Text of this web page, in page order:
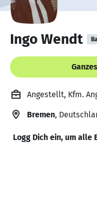
Ingo Wendt
Angestellt, Kfm.
Bremen,
Logg Dich ein, um alle